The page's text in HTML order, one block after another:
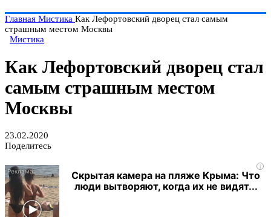
Главная Мистика Как Лефортовский дворец стал самым
страшным местом Москвы
Мистика
Как Лефортовский дворец стал
самым страшным местом
Москвы
23.02.2020
Поделитесь
i
Скрытая камера на пляже Крыма: Что
люди вытворяют, когда их не видят...